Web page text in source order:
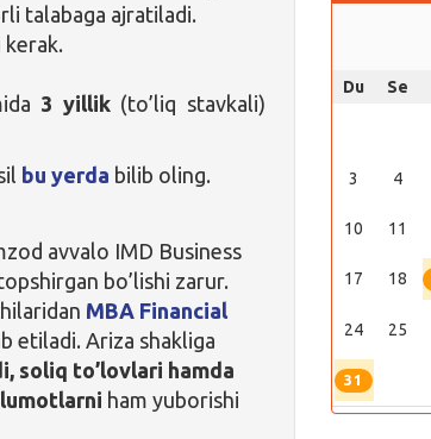
talabaga ajratiladi.
kerak.
3 yillik(to’liq stavkali)
bu yerda bilib oling.
avvalo IMD Business
bo’lishi zarur.
MBA Financial
etiladi. Ariza shakliga
soliq to’lovlari hamda
ham yuborishi
Du Se
3 4
10 11
17 18
24 25
31